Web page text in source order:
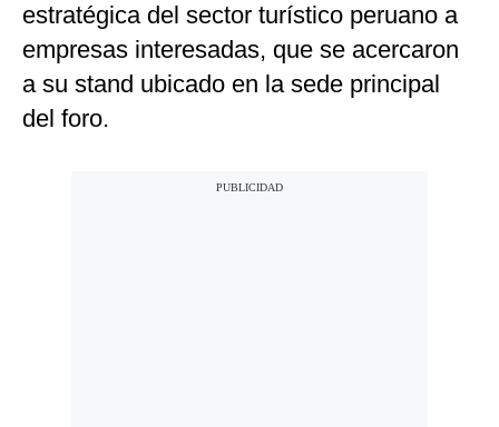
estratégica del sector turístico peruano a
empresas interesadas, que se acercaron
a su stand ubicado en la sede principal
del foro.